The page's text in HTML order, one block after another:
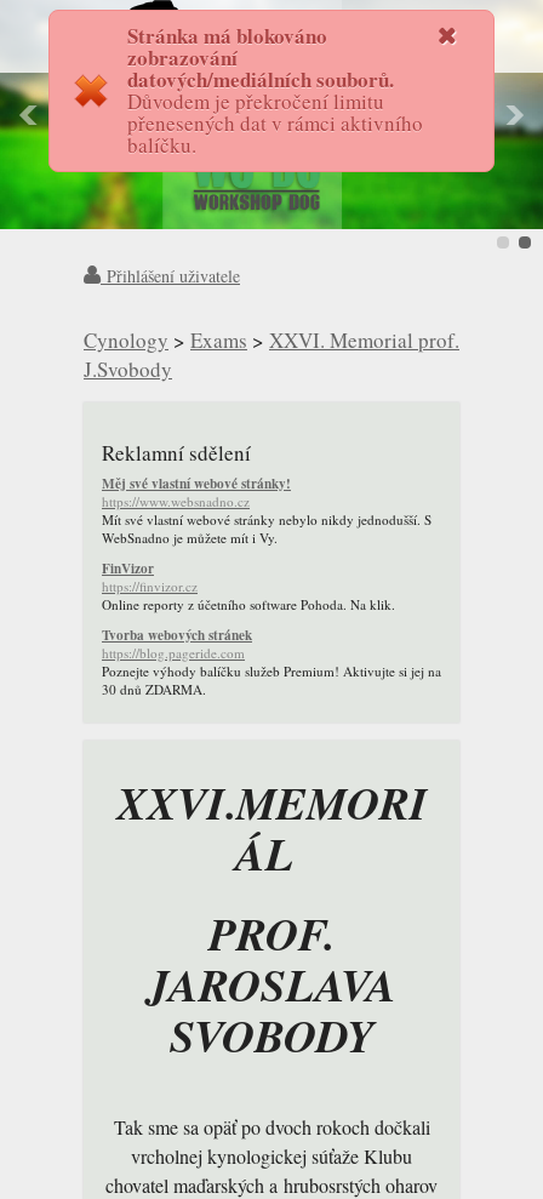
Stránka má blokováno
zobrazování
datových/mediálních souborů.
Důvodem je překročení limitu
přenesených dat v rámci aktivního
balíčku.
FotostoryAS
Přihlášení uživatele
Cynology > Exams > XXVI. Memorial prof.
J.Svobody
Reklamní sdělení
Měj své vlastní webové stránky!
https://www.websnadno.cz
Mít své vlastní webové stránky nebylo nikdy jednodušší. S
WebSnadno je můžete mít i Vy.
FinVizor
https://finvizor.cz
Online reporty z účetního software Pohoda. Na klik.
Tvorba webových stránek
https://blog.pageride.com
Poznejte výhody balíčku služeb Premium! Aktivujte si jej na
30 dnů ZDARMA.
XXVI.MEMORI
ÁL
PROF.
JAROSLAVA
SVOBODY
Tak sme sa opäť po dvoch rokoch dočkali
vrcholnej kynologickej súťaže Klubu
chovatel maďarských a hrubosrstých oharov